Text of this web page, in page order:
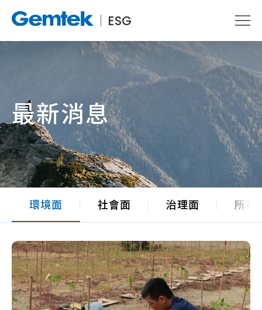
ESG
最新消息
環境面 社會面 治理面 所有